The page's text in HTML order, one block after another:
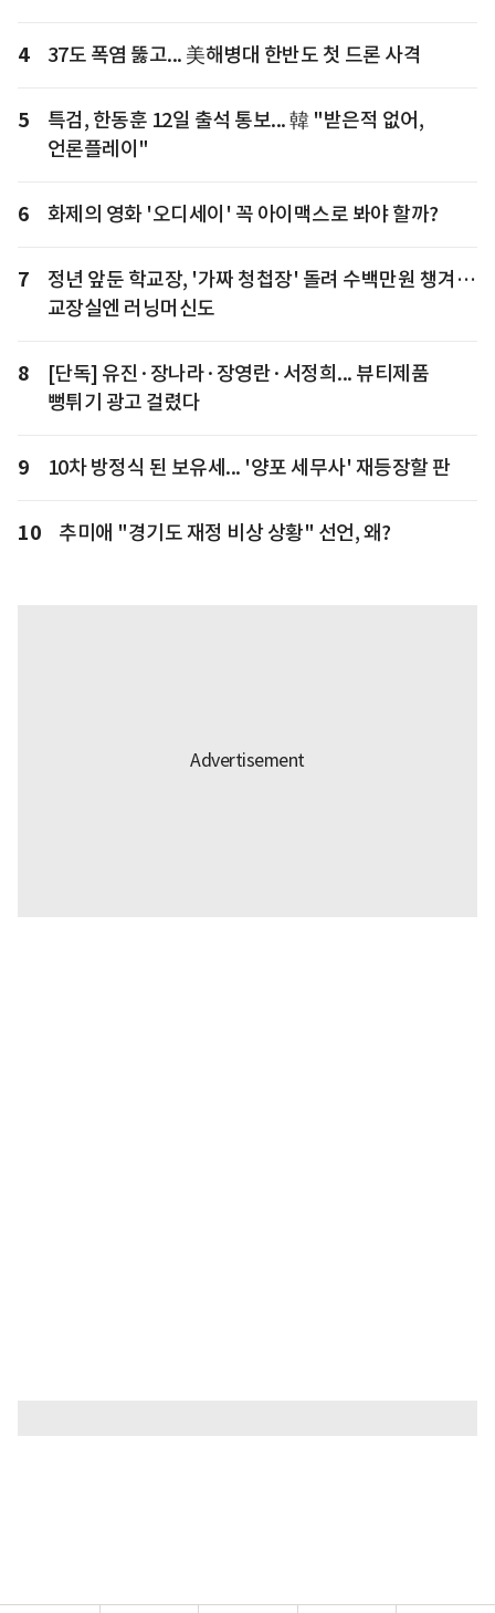
4 37도 폭염 뚫고... 美해병대 한반도 첫 드론 사격
5
특검, 한동훈 12일 출석 통보... 韓 "받은적 없어,
언론플레이"
6 화제의 영화 '오디세이' 꼭 아이맥스로 봐야 할까?
7
정년 앞둔 학교장, '가짜 청첩장' 돌려 수백만원 챙겨…
교장실엔 러닝머신도
8
[단독] 유진·장나라·장영란·서정희... 뷰티제품
뻥튀기 광고 걸렸다
9 10차 방정식 된 보유세... '양포 세무사' 재등장할 판
10 추미애 "경기도 재정 비상 상황" 선언, 왜?